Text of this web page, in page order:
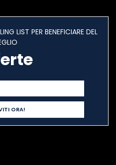
LIST PER BENEFICIARE DEL